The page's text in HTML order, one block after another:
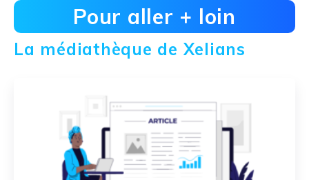
Pour aller + loin
La médiathèque de Xelians